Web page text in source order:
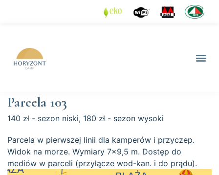
Parcela 103
140 zł - sezon niski, 180 zł - sezon wysoki
Parcela w pierwszej linii dla kamperów i przyczep.
Widok na morze. Wymiary 7x9,5 m. Dostęp do
mediów w parceli (przyłącze wod-kan. i do prądu).